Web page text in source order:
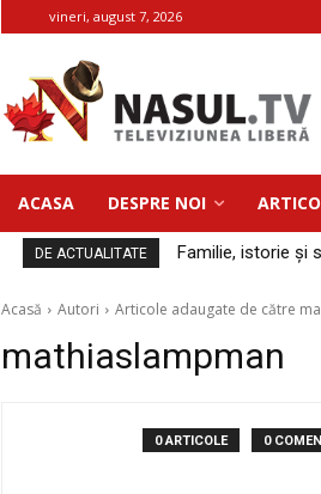
vineri, august 7, 2026
ACASA DESPRE NOI
DE ACTUALITATE Familie, istorie și
Acasă Autori Articole adaugate de către
mathiaslampman
0 ARTICOLE 0